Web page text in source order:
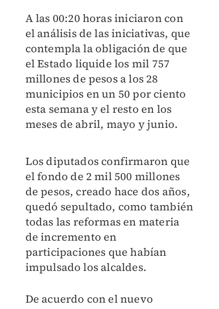
A las 00:20 horas iniciaron con
el análisis de las iniciativas, que
contempla la obligación de que
el Estado liquide los mil 757
millones de pesos a los 28
municipios en un 50 por ciento
esta semana y el resto en los
meses de abril, mayo y junio.
Los diputados confirmaron que
el fondo de 2 mil 500 millones
de pesos, creado hace dos años,
quedó sepultado, como también
todas las reformas en materia
de incremento en
participaciones que habían
impulsado los alcaldes.
De acuerdo con el nuevo